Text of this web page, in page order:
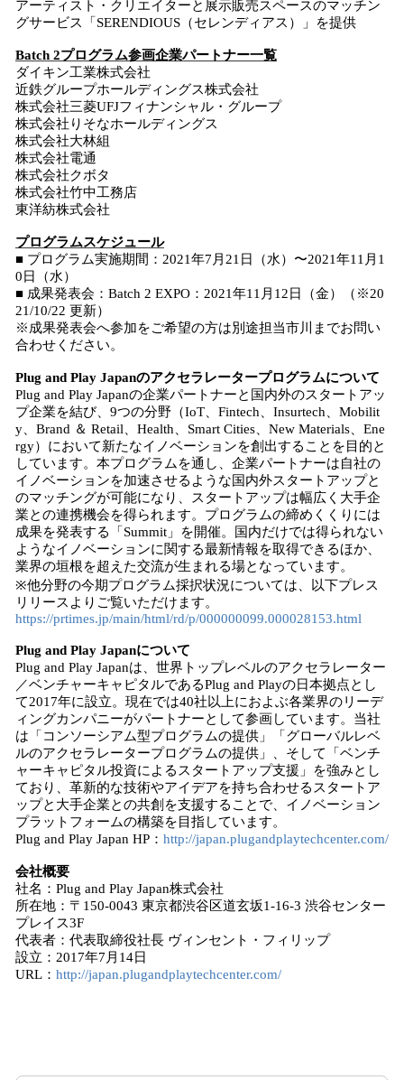
アーティスト・クリエイターと展示販売スペースのマッチン
グサービス「SERENDIOUS（セレンディアス）」を提供
Batch 2プログラム参画企業パートナー一覧
ダイキン工業株式会社
近鉄グループホールディングス株式会社
株式会社三菱UFJフィナンシャル・グループ
株式会社りそなホールディングス
株式会社大林組
株式会社電通
株式会社クボタ
株式会社竹中工務店
東洋紡株式会社
プログラムスケジュール
■ プログラム実施期間：2021年7月21日（水）〜2021年11月1
0日（水）
■ 成果発表会：Batch 2 EXPO：2021年11月12日（金）（※20
21/10/22 更新）
※成果発表会へ参加をご希望の方は別途担当市川までお問い
合わせください。
Plug and Play Japanのアクセラレータープログラムについて
Plug and Play Japanの企業パートナーと国内外のスタートアッ
プ企業を結び、9つの分野（IoT、Fintech、Insurtech、Mobilit
y、Brand ＆ Retail、Health、Smart Cities、New Materials、Ene
rgy）において新たなイノベーションを創出することを目的と
しています。本プログラムを通し、企業パートナーは自社の
イノベーションを加速させるような国内外スタートアップと
のマッチングが可能になり、スタートアップは幅広く大手企
業との連携機会を得られます。プログラムの締めくくりには
成果を発表する「Summit」を開催。国内だけでは得られない
ようなイノベーションに関する最新情報を取得できるほか、
業界の垣根を超えた交流が生まれる場となっています。
※他分野の今期プログラム採択状況については、以下プレス
リリースよりご覧いただけます。
https://prtimes.jp/main/html/rd/p/000000099.000028153.html
Plug and Play Japanについて
Plug and Play Japanは、世界トップレベルのアクセラレーター
／ベンチャーキャピタルであるPlug and Playの日本拠点とし
て2017年に設立。現在では40社以上におよぶ各業界のリーデ
ィングカンパニーがパートナーとして参画しています。当社
は「コンソーシアム型プログラムの提供」「グローバルレベ
ルのアクセラレータープログラムの提供」、そして「ベンチ
ャーキャピタル投資によるスタートアップ支援」を強みとし
ており、革新的な技術やアイデアを持ち合わせるスタートア
ップと大手企業との共創を支援することで、イノベーション
プラットフォームの構築を目指しています。
Plug and Play Japan HP： http://japan.plugandplaytechcenter.com/
会社概要
社名：Plug and Play Japan株式会社
所在地：〒150-0043 東京都渋谷区道玄坂1-16-3 渋谷センター
プレイス3F
代表者：代表取締役社長 ヴィンセント・フィリップ
設立：2017年7月14日
URL： http://japan.plugandplaytechcenter.com/